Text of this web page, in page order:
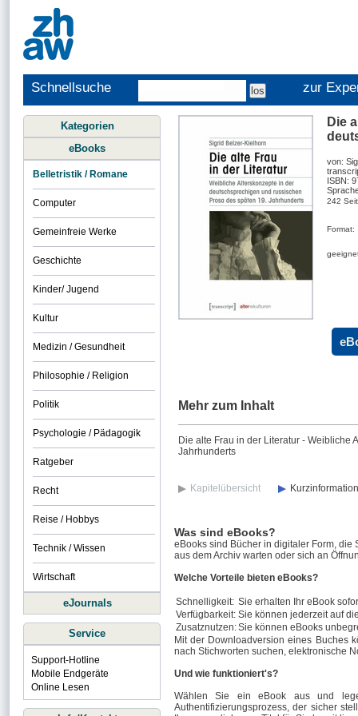
Schnellsuche zur
Die
von:
ISBN:
242
Format:
Mehr zum Inhalt
Die alte Frau in der Literatur - Weibliche
Jahrhunderts
Kapitelübersicht Kurzinformation
Was sind eBooks?
eBooks sind Bücher in digitaler Form,
aus dem Archiv warten oder sich an
Welche Vorteile bieten eBooks?
Schnelligkeit: Sie erhalten Ihr eBook
Verfügbarkeit: Sie können jederzeit auf
Zusatznutzen:Sie können eBooks
Mit der Downloadversion eines Buches
nach Stichworten suchen, elektronische
Und wie funktioniert's?
Wählen Sie ein eBook aus und
Authentifizierungsprozess, der sicher
Kategorien
eBooks
Belletristik / Romane
Computer
Gemeinfreie Werke
Geschichte
Kinder/ Jugend
Kultur
Medizin / Gesundheit
Philosophie / Religion
Politik
Psychologie / Pädagogik
Ratgeber
Recht
Reise / Hobbys
Technik / Wissen
Wirtschaft
eJournals
Service
Support-Hotline
Mobile Endgeräte
Online Lesen